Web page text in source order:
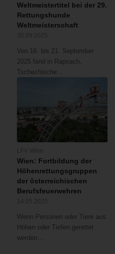
Weltmeistertitel bei der 29.
Rettungshunde
Weltmeisterschaft
Von 16. bis 21. September
2025 fand in Rapsach,
Tschechische…
Wien: Fortbildung der
Höhenrettungsgruppen
der österreichischen
Berufsfeuerwehren
Wenn Personen oder Tiere aus
Höhen oder Tiefen gerettet
werden…